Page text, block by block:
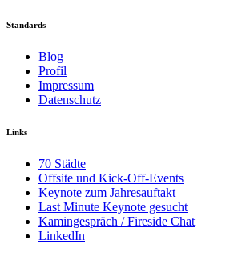
Standards
Blog
Profil
Impressum
Datenschutz
Links
70 Städte
Offsite und Kick-Off-Events
Keynote zum Jahresauftakt
Last Minute Keynote gesucht
Kamingespräch / Fireside Chat
LinkedIn